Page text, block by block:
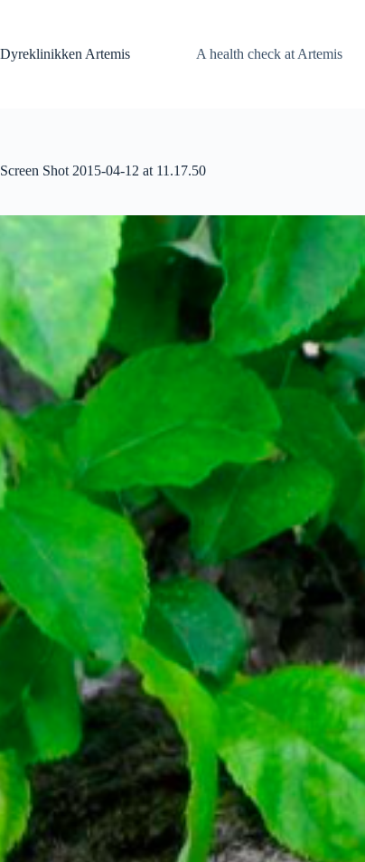
Dyreklinikken Artemis
A health check at Artemis
Screen Shot 2015-04-12 at 11.17.50